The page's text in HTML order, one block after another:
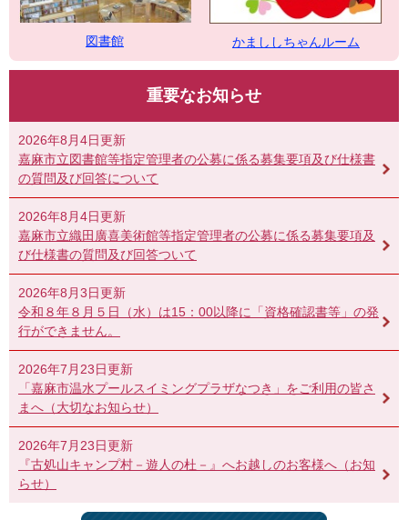
図書館 かまししちゃんルーム
重要なお知らせ
2026年8月4日更新
嘉麻市立図書館等指定管理者の公募に係る募集要項及び仕様書
の質問及び回答について
2026年8月4日更新
嘉麻市立織田廣喜美術館等指定管理者の公募に係る募集要項及
び仕様書の質問及び回答ついて
2026年8月3日更新
令和８年８月５日（水）は15：00以降に「資格確認書等」の発
行ができません。
2026年7月23日更新
「嘉麻市温水プールスイミングプラザなつき」をご利用の皆さ
まへ（大切なお知らせ）
2026年7月23日更新
『古処山キャンプ村－遊人の杜－』へお越しのお客様へ（お知
らせ）